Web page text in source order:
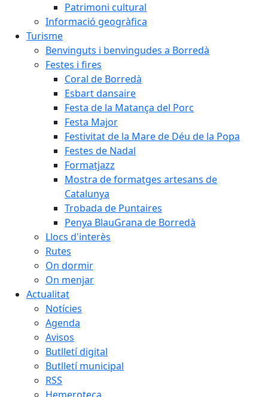
Patrimoni cultural
Informació geogràfica
Turisme
Benvinguts i benvingudes a Borredà
Festes i fires
Coral de Borredà
Esbart dansaire
Festa de la Matança del Porc
Festa Major
Festivitat de la Mare de Déu de la Popa
Festes de Nadal
Formatjazz
Mostra de formatges artesans de
Catalunya
Trobada de Puntaires
Penya BlauGrana de Borredà
Llocs d'interès
Rutes
On dormir
On menjar
Actualitat
Notícies
Agenda
Avisos
Butlletí digital
Butlletí municipal
RSS